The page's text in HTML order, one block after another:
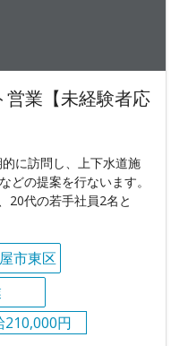
営業【未経験者応
に訪問し、上下水道施
どの提案を行ないます。
20代の若手社員2名と
市東区
210,000円